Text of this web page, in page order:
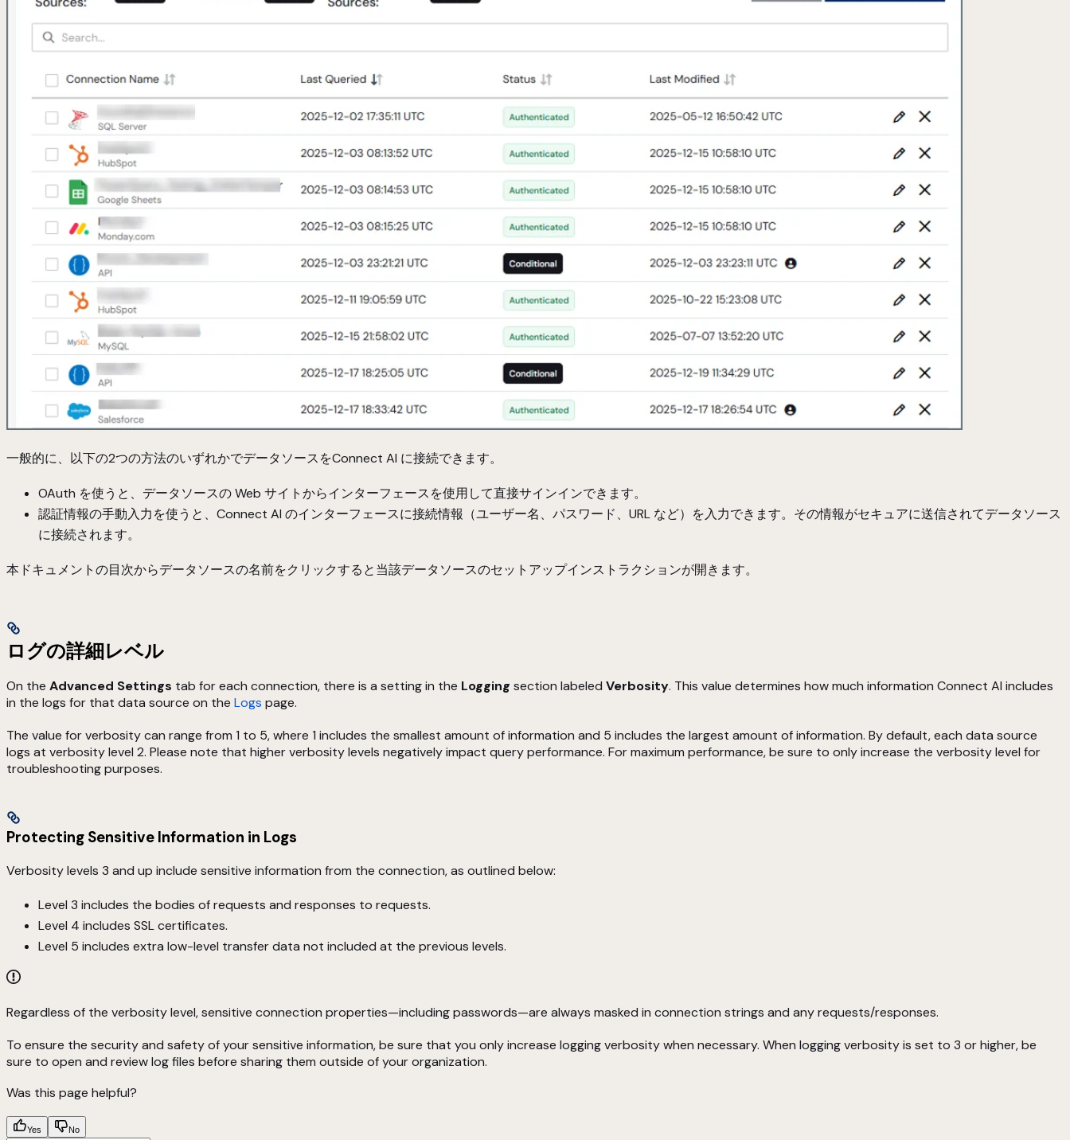
一般的に、以下の2つの方法のいずれかでデータソースをConnect AI に接続できます。
OAuth を使うと、データソースの Web サイトからインターフェースを使用して直接サインインできます。
認証情報の手動入力を使うと、Connect AI のインターフェースに接続情報（ユーザー名、パスワード、URL など）を入力できます。その情報がセキュアに送信されてデータソース
に接続されます。
本ドキュメントの目次からデータソースの名前をクリックすると当該データソースのセットアップインストラクションが開きます。
ログの詳細レベル
On the Advanced Settings tab for each connection, there is a setting in the Logging section labeled Verbosity. This value determines how much information Connect AI includes
in the logs for that data source on the Logs page.
The value for verbosity can range from 1 to 5, where 1 includes the smallest amount of information and 5 includes the largest amount of information. By default, each data source
logs at verbosity level 2. Please note that higher verbosity levels negatively impact query performance. For maximum performance, be sure to only increase the verbosity level for
troubleshooting purposes.
Protecting Sensitive Information in Logs
Verbosity levels 3 and up include sensitive information from the connection, as outlined below:
Level 3 includes the bodies of requests and responses to requests.
Level 4 includes SSL certificates.
Level 5 includes extra low-level transfer data not included at the previous levels.
Regardless of the verbosity level, sensitive connection properties—including passwords—are always masked in connection strings and any requests/responses.
To ensure the security and safety of your sensitive information, be sure that you only increase logging verbosity when necessary. When logging verbosity is set to 3 or higher, be
sure to open and review log files before sharing them outside of your organization.
Was this page helpful?
Yes No